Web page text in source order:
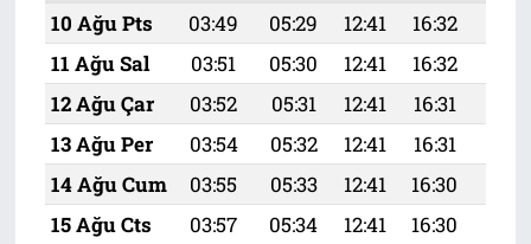
10 Ağu Pts 03:49 05:29 12:41 16:32
11 Ağu Sal
03:51 05:30 12:41 16:32
12 Ağu Çar
03:52 05:31 12:41 16:31
13 Ağu Per
03:54 05:32 12:41 16:31
14 Ağu Cum
03:55 05:33 12:41 16:30
15 Ağu Cts
03:57 05:34 12:41 16:30